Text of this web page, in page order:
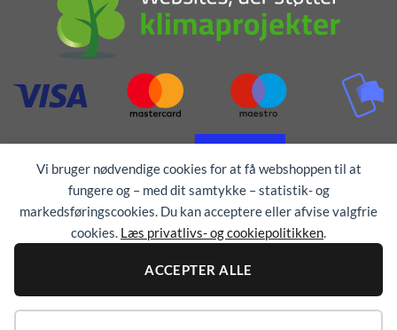
Vi bruger nødvendige cookies for at få webshoppen til at
fungere og – med dit samtykke – statistik- og
markedsføringscookies. Du kan acceptere eller afvise valgfrie
cookies. Læs privatlivs- og cookiepolitikken.
ACCEPTER ALLE